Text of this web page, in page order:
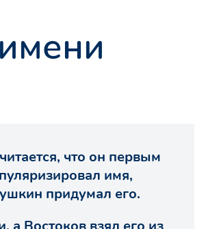
что он первым
имя,
придумал его.